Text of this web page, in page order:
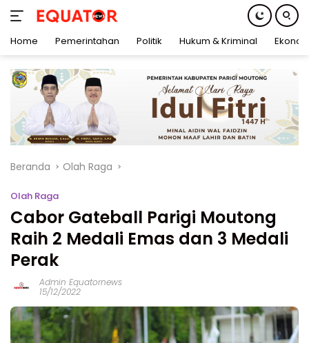
konten
Home Pemerintahan Politik Hukum & Kriminal
Beranda Olah Raga
Olah Raga
Cabor Gateball Parigi Moutong
Raih 2 Medali Emas dan 3 Medali
Perak
Admin Equatornews
15/12/2022